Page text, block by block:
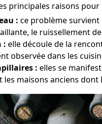
principales raisons
: ce problème
le ruissellement
: elle découle de la
observée dans les
: elles se
maisons anciens